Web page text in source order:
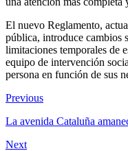
El nuevo Reglamento,
pública, introduce cambios
limitaciones temporales de
equipo de intervención
persona en función de sus
Previous
La avenida Cataluña
Next